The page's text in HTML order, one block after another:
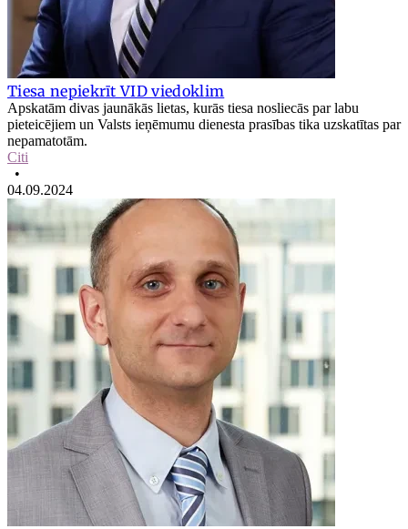
Tiesa nepiekrīt VID viedoklim
Apskatām divas jaunākās lietas, kurās tiesa nosliecās par labu
pieteicējiem un Valsts ieņēmumu dienesta prasības tika uzskatītas par
nepamatotām.
Citi
•
04.09.2024